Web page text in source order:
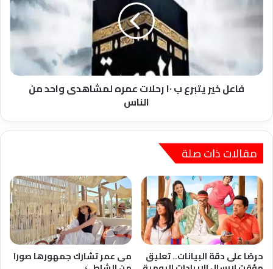
لمشاهدى
واحد
فاعل خير يتبرع ب ١٠ رحلات عمره لمشاهدى واحد من
الناس
مقالات ذات صلة
حرصًا على دقة البيانات.. تعليق مى عمر تشارك جمهورها صورا